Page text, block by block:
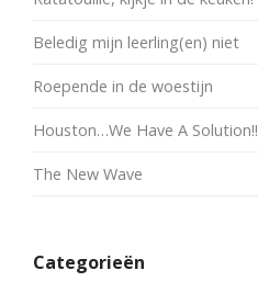
Beledig mijn leerling(en) niet
Roepende in de woestijn
Houston…We Have A Solution!!
The New Wave
Categorieën